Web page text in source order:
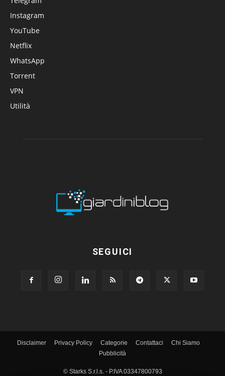
Instagram
YouTube
Netflix
WhatsApp
Torrent
VPN
Utilità
SEGUICI
Disclaimer Privacy Policy Categorie Contattaci
Chi Siamo
Pubblicità
© Starks S.r.l.s. - P.IVA 03347800793